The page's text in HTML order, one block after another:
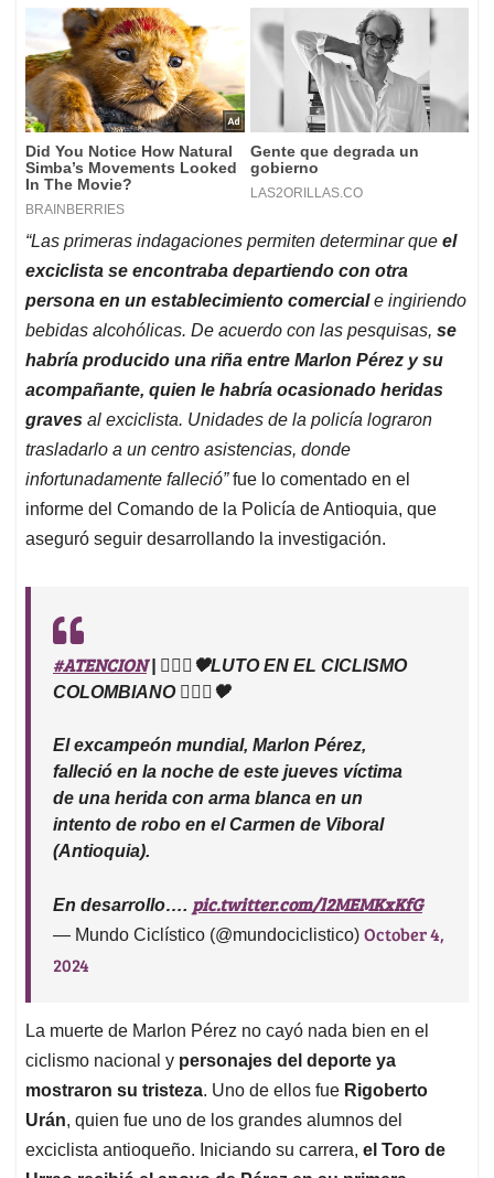
“Las primeras indagaciones permiten determinar que el
exciclista se encontraba departiendo con otra
persona en un establecimiento comerciale ingiriendo
bebidas alcohólicas. De acuerdo con las pesquisas, se
habría producido una riña entre Marlon Pérez y su
acompañante, quien le habría ocasionado heridas
graves al exciclista. Unidades de la policía lograron
trasladarlo a un centro asistencias, donde
infortunadamente falleció”fue lo comentado en el
informe del Comando de la Policía de Antioquia, que
aseguró seguir desarrollando la investigación.
#ATENCION| 🚴🏻‍♂️🖤LUTO EN EL CICLISMO
COLOMBIANO 🚴🏻‍♂️🖤
El excampeón mundial, Marlon Pérez,
falleció en la noche de este jueves víctima
de una herida con arma blanca en un
intento de robo en el Carmen de Viboral
(Antioquia).
En desarrollo…. pic.twitter.com/l2MEMKxKfG
— Mundo Ciclístico (@mundociclistico) October 4,
2024
La muerte de Marlon Pérez no cayó nada bien en el
ciclismo nacional y personajes del deporte ya
mostraron su tristeza. Uno de ellos fue Rigoberto
Urán, quien fue uno de los grandes alumnos del
exciclista antioqueño. Iniciando su carrera, el Toro de